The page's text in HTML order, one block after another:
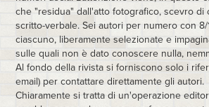
che "residua" dall'atto fotografico, scevro di
scritto-verbale. Sei autori per numero con
ciascuno, liberamente selezionate e
sulle quali non è dato conoscere nulla,
Al fondo della rivista si forniscono solo i
email) per contattare direttamente gli autori.
Chiaramente si tratta di un'operazione